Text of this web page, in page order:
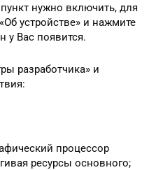
нужно включить, для
устройстве» и нажмите
у Вас появится.
разработчика» и
процессор
ресурсы основного;